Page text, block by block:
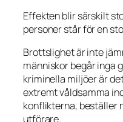
Effekten blir särskilt
personer står för en
Brottslighet är inte
människor begår inga
kriminella miljöer är
extremt våldsamma
konflikterna, beställer
utförare.